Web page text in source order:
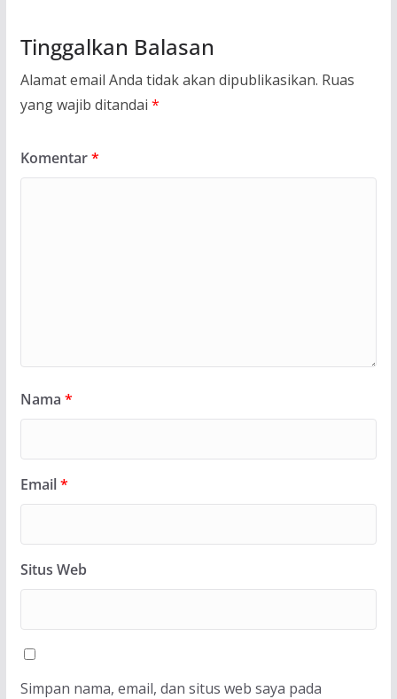
Tinggalkan Balasan
Alamat email Anda tidak akan dipublikasikan. Ruas
yang wajib ditandai *
Komentar*
Nama *
Email*
Situs Web
Simpan nama, email, dan situs web saya pada